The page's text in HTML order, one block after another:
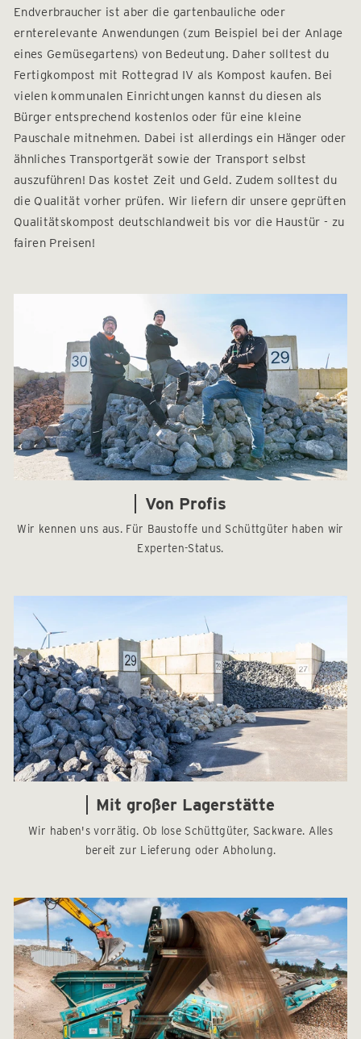
Endverbraucher ist aber die gartenbauliche oder
ernterelevante Anwendungen (zum Beispiel bei der Anlage
eines Gemüsegartens) von Bedeutung. Daher solltest du
Fertigkompost mit Rottegrad IV als Kompost kaufen. Bei
vielen kommunalen Einrichtungen kannst du diesen als
Bürger entsprechend kostenlos oder für eine kleine
Pauschale mitnehmen. Dabei ist allerdings ein Hänger oder
ähnliches Transportgerät sowie der Transport selbst
auszuführen! Das kostet Zeit und Geld. Zudem solltest du
die Qualität vorher prüfen. Wir liefern dir unsere geprüften
Qualitätskompost deutschlandweit bis vor die Haustür - zu
fairen Preisen!
Von Profis
Wir kennen uns aus. Für Baustoffe und Schüttgüter haben wir
Experten-Status.
Mit großer Lagerstätte
Wir haben's vorrätig. Ob lose Schüttgüter, Sackware. Alles
bereit zur Lieferung oder Abholung.